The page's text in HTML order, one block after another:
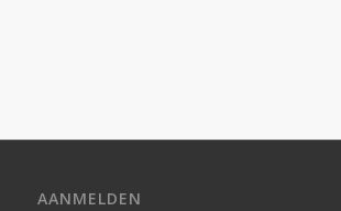
AANMELDEN